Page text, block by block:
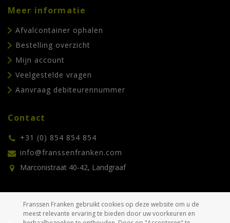
Meer informatie
Afvalcontainer ophalen
Bestelling overzicht
Mijn account
Veelgestelde vragen
Aanvraag debiteurennummer
Contact
+31 (0) 854 854 854
info@franssenfranken.com
Marconistraat 40-42, Landgraaf
Franssen Franken gebruikt cookies op deze website om u de
meest relevante ervaring te bieden door uw voorkeuren en